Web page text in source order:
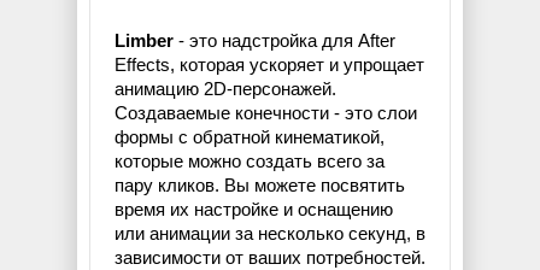
Limber - это надстройка для After
Effects, которая ускоряет и упрощает
анимацию 2D-персонажей.
Создаваемые конечности - это слои
формы с обратной кинематикой,
которые можно создать всего за
пару кликов. Вы можете посвятить
время их настройке и оснащению
или анимации за несколько секунд, в
зависимости от ваших потребностей.